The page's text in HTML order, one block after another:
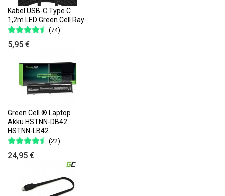
Kabel USB-C Type C
1,2m LED Green Cell Ray..
(74)
5,95 €
Green Cell ® Laptop
Akku HSTNN-DB42
HSTNN-LB42..
(22)
24,95 €